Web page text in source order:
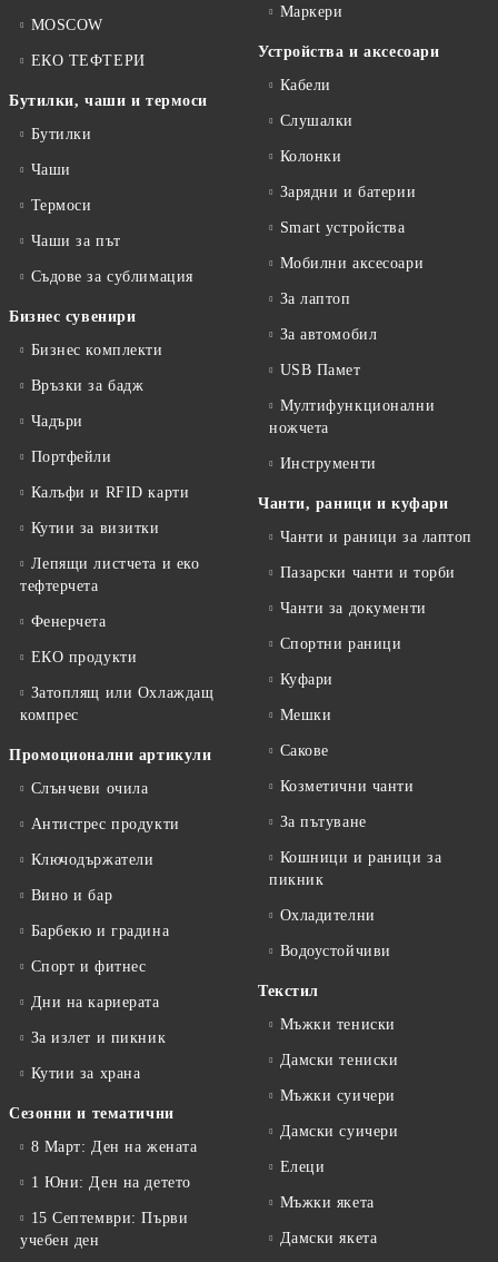
MOSCOW
ЕКО ТЕФТЕРИ
Бутилки, чаши и термоси
Бутилки
Чаши
Термоси
Чаши за път
Съдове за сублимация
Бизнес сувенири
Бизнес комплекти
Връзки за бадж
Чадъри
Портфейли
Калъфи и RFID карти
Кутии за визитки
Лепящи листчета и еко
тефтeрчета
Фенерчета
ЕКО продукти
Затоплящ или Охлаждащ
компрес
Промоционални артикули
Слънчеви очила
Антистрес продукти
Ключодържатели
Вино и бар
Барбекю и градина
Спорт и фитнес
Дни на кариерата
За излет и пикник
Кутии за храна
Сезонни и тематични
8 Март: Ден на жената
1 Юни: Ден на детето
15 Септември: Първи
учебен ден
Маркери
Устройства и аксесоари
Кабели
Слушалки
Колонки
Зарядни и батерии
Smart устройства
Мобилни аксесоари
За лаптоп
За автомобил
USB Памет
Мултифункционални
ножчета
Инструменти
Чанти, раници и куфари
Чанти и раници за лаптоп
Пазарски чанти и торби
Чанти за документи
Спортни раници
Куфари
Мешки
Сакове
Козметични чанти
За пътуване
Кошници и раници за
пикник
Охладителни
Водоустойчиви
Текстил
Мъжки тениски
Дамски тениски
Мъжки суичери
Дамски суичери
Елеци
Мъжки якета
Дамски якета